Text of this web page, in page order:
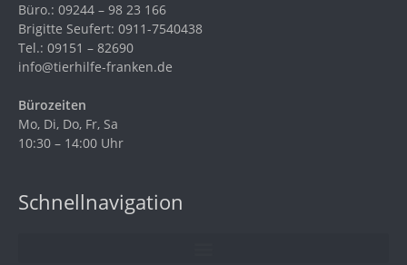
Büro.: 09244 – 98 23 166
Brigitte Seufert: 0911-7540438
Tel.: 09151 – 82690
info@tierhilfe-franken.de
Bürozeiten
Mo, Di, Do, Fr, Sa
10:30 – 14:00 Uhr
Schnellnavigation